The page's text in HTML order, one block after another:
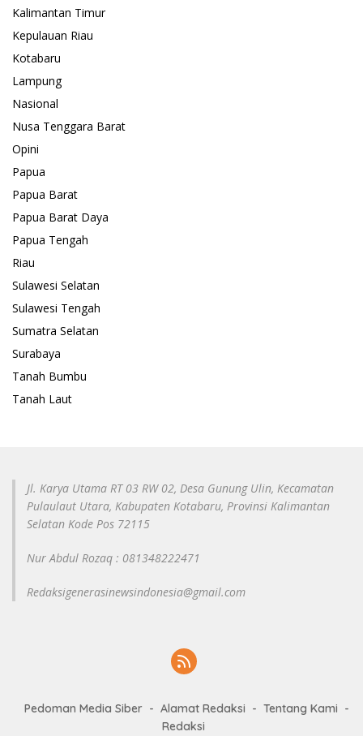
Kalimantan Timur
Kepulauan Riau
Kotabaru
Lampung
Nasional
Nusa Tenggara Barat
Opini
Papua
Papua Barat
Papua Barat Daya
Papua Tengah
Riau
Sulawesi Selatan
Sulawesi Tengah
Sumatra Selatan
Surabaya
Tanah Bumbu
Tanah Laut
Jl. Karya Utama RT 03 RW 02, Desa Gunung Ulin, Kecamatan
Pulaulaut Utara, Kabupaten Kotabaru, Provinsi Kalimantan
Selatan Kode Pos 72115
Nur Abdul Rozaq : 081348222471
Redaksigenerasinewsindonesia@gmail.com
Pedoman Media Siber Alamat Redaksi
Tentang Kami
Redaksi